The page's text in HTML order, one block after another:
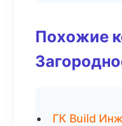
Похожие
ГК Build